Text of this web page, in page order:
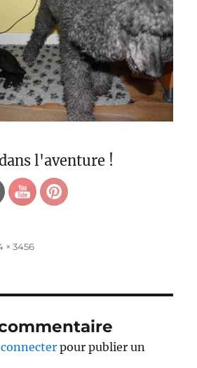
l'aventure !
× 3456
pour publier un